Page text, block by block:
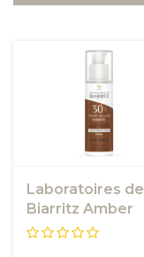
Laboratoires de
Biarritz Amber
Tinted Face